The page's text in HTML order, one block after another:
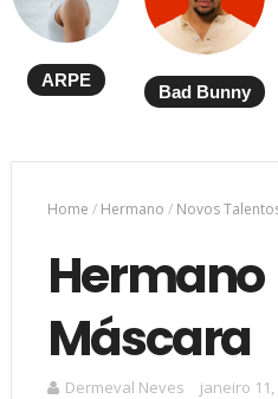
ARPE
Bad Bunny
Home / Hermano / Novos
Máscara
Dermeval Neves janeiro 11,